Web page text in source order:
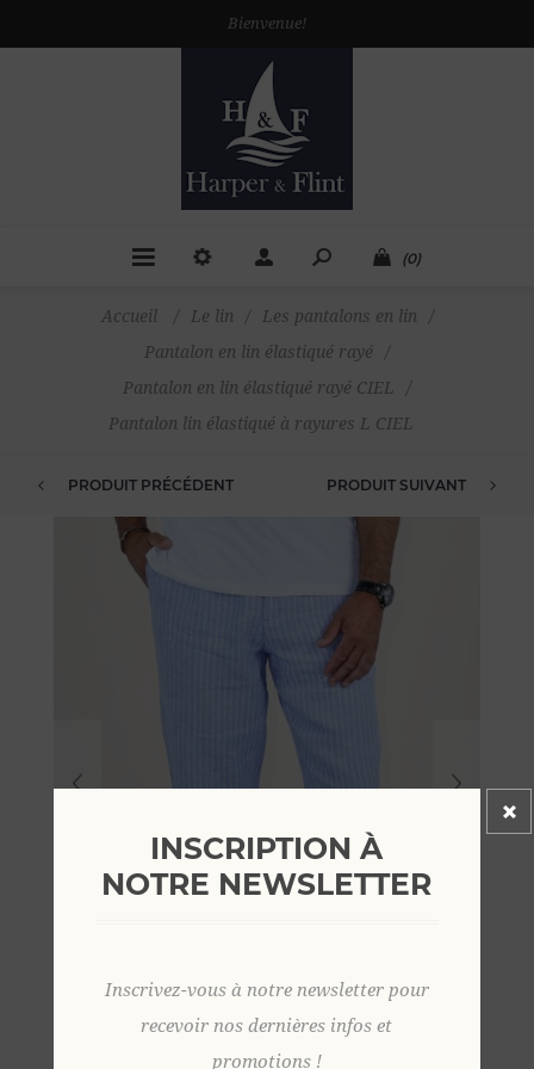
Bienvenue!
(0)
Accueil / Le lin / Les pantalons en lin
/
Pantalon en lin élastiqué rayé
/
Pantalon en lin élastiqué rayé CIEL
/
Pantalon lin élastiqué à rayures L CIEL
PRODUIT PRÉCÉDENT PRODUIT SUIVANT
INSCRIPTION À
NOTRE NEWSLETTER
Inscrivez-vous à notre newsletter pour
recevoir nos dernières infos et
promotions !